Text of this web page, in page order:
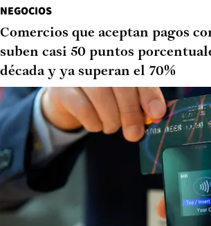
NEGOCIOS
Comercios que aceptan pagos
suben casi 50 puntos
década y ya superan el 70%